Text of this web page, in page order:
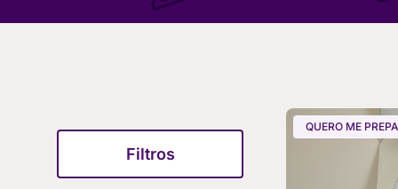
Filtros
QUERO ME